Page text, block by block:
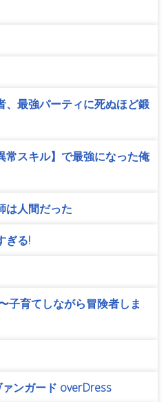
、最強パーティに死ぬほど鍛
常スキル】で最強になった俺
は人間だった
ぎる!
子育てしながら冒険者しま
ンガード overDress